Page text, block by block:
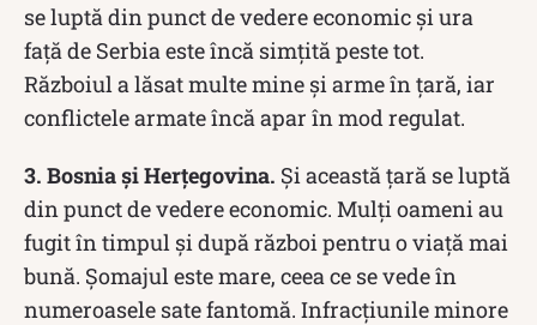
se luptă din punct de vedere economic și ura
față de Serbia este încă simțită peste tot.
Războiul a lăsat multe mine și arme în țară, iar
conflictele armate încă apar în mod regulat.
3. Bosnia și Herțegovina. Și această țară se luptă
din punct de vedere economic. Mulți oameni au
fugit în timpul și după război pentru o viață mai
bună. Şomajul este mare, ceea ce se vede în
numeroasele sate fantomă. Infracțiunile minore